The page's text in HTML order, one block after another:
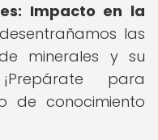
Impacto en la
las
minerales y su
para
de conocimiento